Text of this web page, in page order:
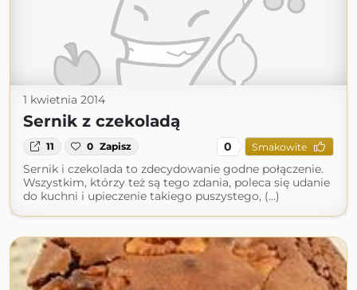
1 kwietnia 2014
Sernik z czekoladą
11 0 Zapisz 0 Smakowite
Sernik i czekolada to zdecydowanie godne połączenie.
Wszystkim, którzy też są tego zdania, poleca się udanie
do kuchni i upieczenie takiego puszystego, (...)